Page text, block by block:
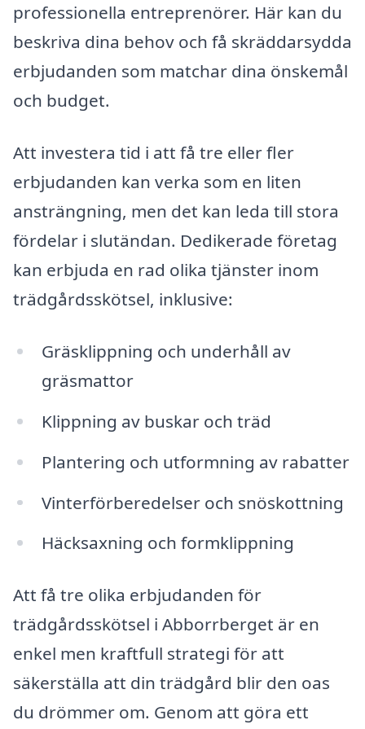
professionella entreprenörer. Här kan du
beskriva dina behov och få skräddarsydda
erbjudanden som matchar dina önskemål
och budget.
Att investera tid i att få tre eller fler
erbjudanden kan verka som en liten
ansträngning, men det kan leda till stora
fördelar i slutändan. Dedikerade företag
kan erbjuda en rad olika tjänster inom
trädgårdsskötsel, inklusive:
Gräsklippning och underhåll av
gräsmattor
Klippning av buskar och träd
Plantering och utformning av rabatter
Vinterförberedelser och snöskottning
Häcksaxning och formklippning
Att få tre olika erbjudanden för
trädgårdsskötsel i Abborrberget är en
enkel men kraftfull strategi för att
säkerställa att din trädgård blir den oas
du drömmer om. Genom att göra ett